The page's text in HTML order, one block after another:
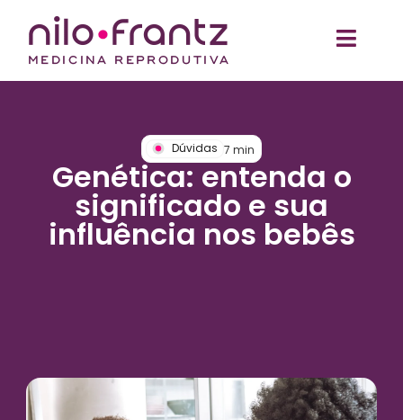
Dúvidas 7 min
Genética: entenda o
significado e sua
influência nos bebês